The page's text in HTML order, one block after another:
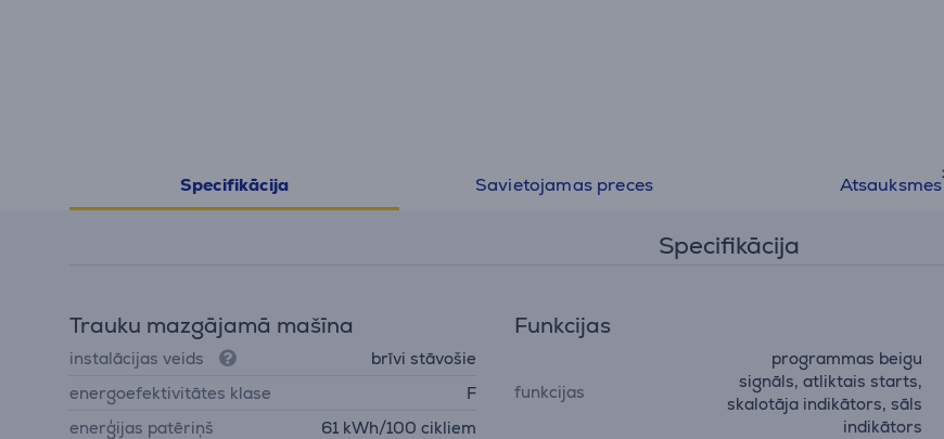
Specifikācija Savietojamas preces Atsauksmes
Specifikācija
Trauku mazgājamā mašīna
instalācijas veids
brīvi stāvošie
energoefektivitātes klase
F
enerģijas patēriņš
61 kWh/100 cikliem
Funkcijas
funkcijas
programmas beigu
signāls, atliktais starts,
skalotāja indikātors, sāls
indikātors